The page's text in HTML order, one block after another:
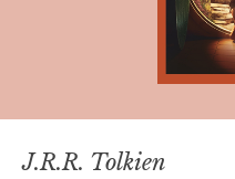
J.R.R. Tolkien